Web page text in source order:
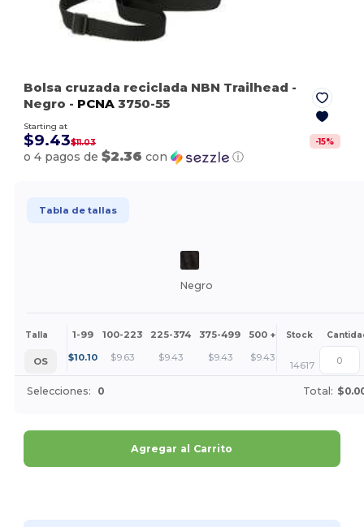
Bolsa cruzada reciclada NBN Trailhead -
Negro - PCNA 3750-55
Starting at
$9.43$11.03 -15%
o 4 pagos de$2.36 con ⓘ
Tabla de tallas
Negro
Talla 1-99 100-223 225-374 375-499 500 + Más
Stock
OS $10.10 $9.63 $9.43 $9.43 $9.43 +
14617
Selecciones: 0 Total:
Agregar al Carrito